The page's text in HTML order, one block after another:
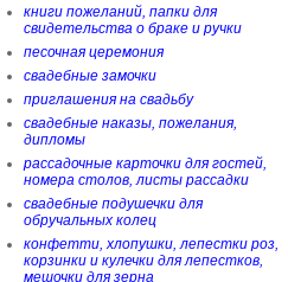
книги пожеланий, папки для
свидетельства о браке и ручки
песочная церемония
свадебные замочки
приглашения на свадьбу
свадебные наказы, пожелания,
дипломы
рассадочные карточки для гостей,
номера столов, листы рассадки
свадебные подушечки для
обручальных колец
конфетти, хлопушки, лепестки роз,
корзинки и кулечки для лепестков,
мешочки для зерна